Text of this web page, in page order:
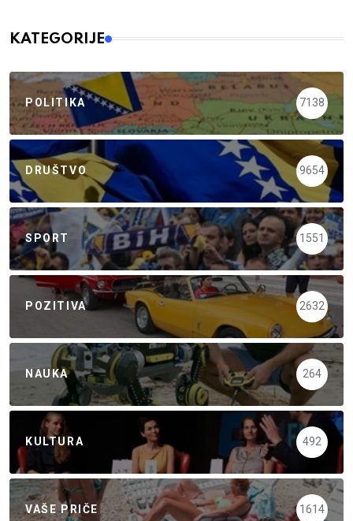
KATEGORIJE
POLITIKA 7138
DRUŠTVO 9654
SPORT 1551
POZITIVA 2632
NAUKA 264
KULTURA 492
VAŠE PRIČE 1614